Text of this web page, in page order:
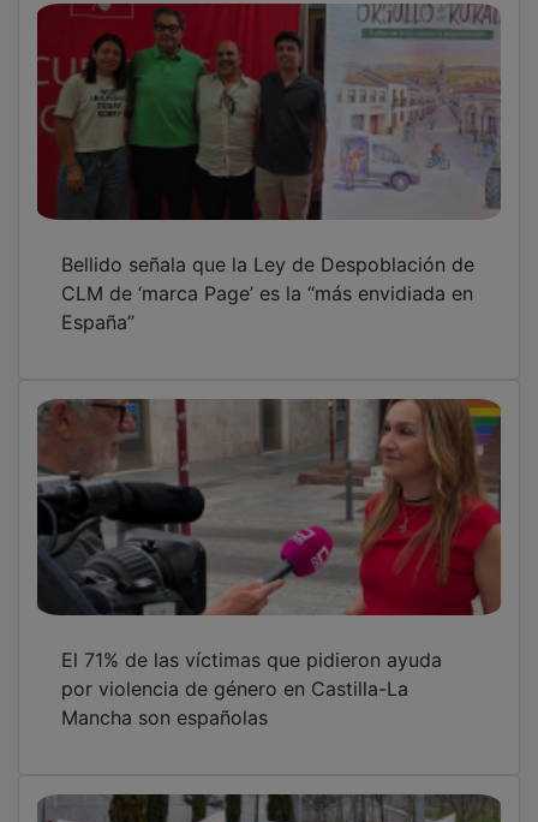
El 71% de las víctimas que pidieron ayuda
por violencia de género en Castilla-La
Mancha son españolas
Demandas de Madrid, trasvase y cambio
climático refuerzan la necesidad de un
caudal ecológico según el EpTI